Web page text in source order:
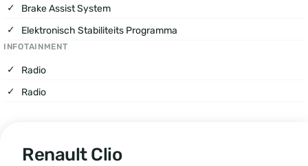
Brake Assist System
Elektronisch Stabiliteits Programma
INFOTAINMENT
Radio
Radio
Renault Clio